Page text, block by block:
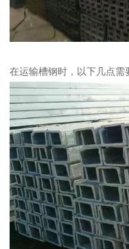
在运输槽钢时，以下几点需